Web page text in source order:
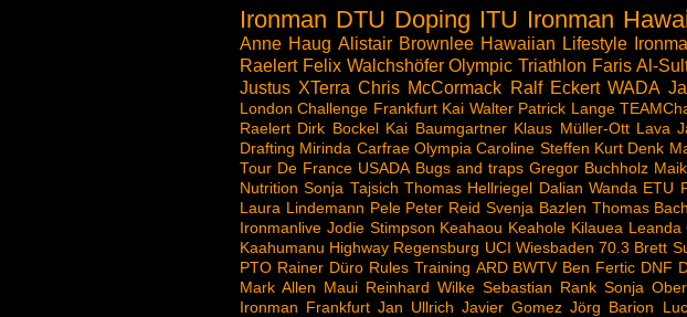
Ironman DTU Doping ITU Ironman
Anne Haug Alistair Brownlee Hawaiian Lifestyle
Raelert Felix Walchshöfer Olympic Triathlon Faris Al-
Justus XTerra Chris McCormack Ralf Eckert WADA
London Challenge Frankfurt Kai Walter Patrick Lange
Raelert Dirk Bockel Kai Baumgartner Klaus Müller-Ott Lava
Drafting Mirinda Carfrae Olympia Caroline Steffen Kurt Denk
Tour De France USADA Bugs and traps Gregor Buchholz
Nutrition Sonja Tajsich Thomas Hellriegel Dalian Wanda ETU
Laura Lindemann Pele Peter Reid Svenja Bazlen Thomas Bach
Ironmanlive Jodie Stimpson Keahaou Keahole Kilauea
Kaahumanu Highway Regensburg UCI Wiesbaden 70.3 Brett
PTO Rainer Düro Rules Training ARD BWTV Ben Fertic DNF
Mark Allen
Maui Reinhard Wilke Sebastian Rank Sonja
Ironman Frankfurt Jan Ullrich Javier Gomez Jörg Barion